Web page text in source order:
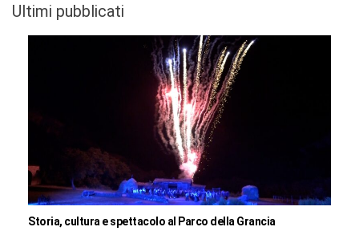
Ultimi pubblicati
Storia, cultura e spettacolo al Parco della Grancia